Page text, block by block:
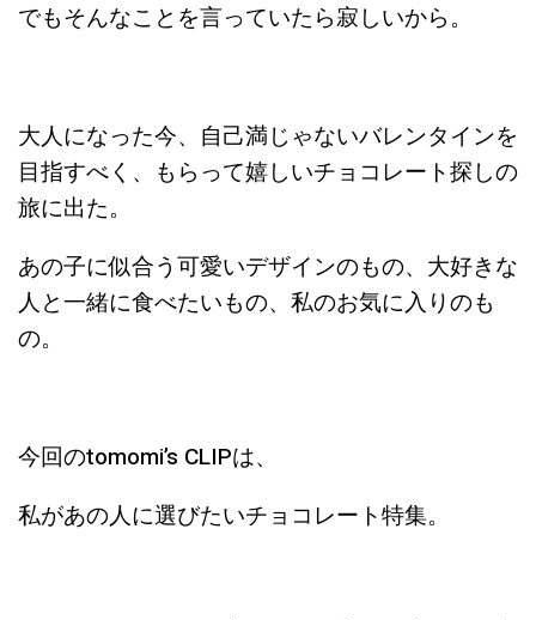
でもそんなことを言っていたら寂しいから。
大人になった今、自己満じゃないバレンタインを
目指すべく、もらって嬉しいチョコレート探しの
旅に出た。
あの子に似合う可愛いデザインのもの、大好きな
人と一緒に食べたいもの、私のお気に入りのも
の。
今回のtomomi’s CLIPは、
私があの人に選びたいチョコレート特集。